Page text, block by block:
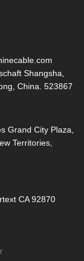
Shangsha,
China. 523867
Grand City Plaza,
Territories,
CA 92870